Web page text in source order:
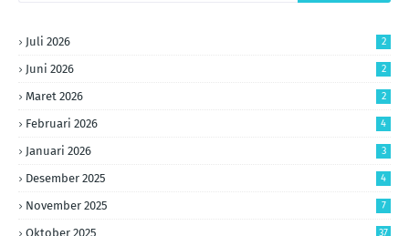
Juli 2026 2
Juni 2026 2
Maret 2026 2
Februari 2026 4
Januari 2026 3
Desember 2025 4
November 2025 7
Oktober 2025 37